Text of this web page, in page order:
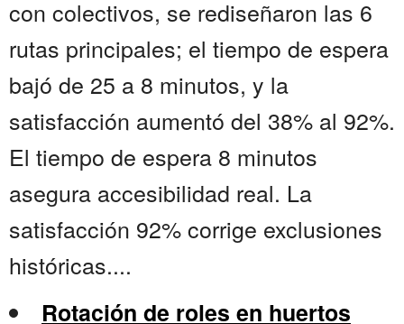
con colectivos, se rediseñaron las 6
rutas principales; el tiempo de espera
bajó de 25 a 8 minutos, y la
satisfacción aumentó del 38% al 92%.
El tiempo de espera 8 minutos
asegura accesibilidad real. La
satisfacción 92% corrige exclusiones
históricas....
Rotación de roles en huertos